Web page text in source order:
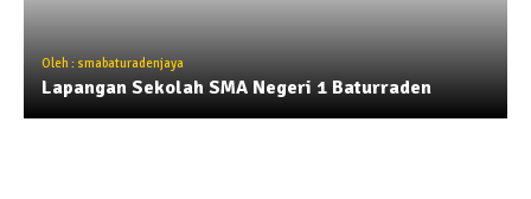
Oleh : smabaturadenjaya
Lapangan Sekolah SMA Negeri 1 Baturraden